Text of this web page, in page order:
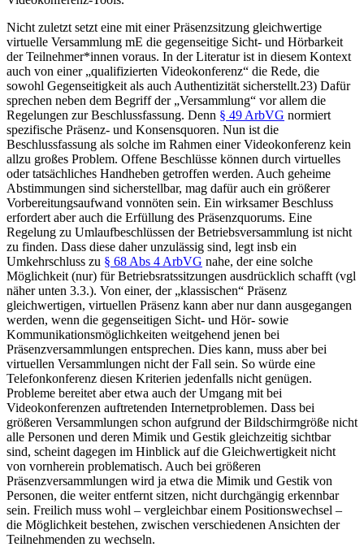
Nicht zuletzt setzt eine mit einer Präsenzsitzung gleichwertige
virtuelle Versammlung mE die gegenseitige Sicht- und Hörbarkeit
der Teilnehmer*innen voraus. In der Literatur ist in diesem Kontext
auch von einer „qualifizierten Videokonferenz“ die Rede, die
sowohl Gegenseitigkeit als auch Authentizität sicherstellt.23) Dafür
sprechen neben dem Begriff der „Versammlung“ vor allem die
Regelungen zur Beschlussfassung. Denn § 49 ArbVG normiert
spezifische Präsenz- und Konsensquoren. Nun ist die
Beschlussfassung als solche im Rahmen einer Videokonferenz kein
allzu großes Problem. Offene Beschlüsse können durch virtuelles
oder tatsächliches Handheben getroffen werden. Auch geheime
Abstimmungen sind sicherstellbar, mag dafür auch ein größerer
Vorbereitungsaufwand vonnöten sein. Ein wirksamer Beschluss
erfordert aber auch die Erfüllung des Präsenzquorums. Eine
Regelung zu Umlaufbeschlüssen der Betriebsversammlung ist nicht
zu finden. Dass diese daher unzulässig sind, legt insb ein
Umkehrschluss zu § 68 Abs 4 ArbVG nahe, der eine solche
Möglichkeit (nur) für Betriebsratssitzungen ausdrücklich schafft (vgl
näher unten 3.3.). Von einer, der „klassischen“ Präsenz
gleichwertigen, virtuellen Präsenz kann aber nur dann ausgegangen
werden, wenn die gegenseitigen Sicht- und Hör- sowie
Kommunikationsmöglichkeiten weitgehend jenen bei
Präsenzversammlungen entsprechen. Dies kann, muss aber bei
virtuellen Versammlungen nicht der Fall sein. So würde eine
Telefonkonferenz diesen Kriterien jedenfalls nicht genügen.
Probleme bereitet aber etwa auch der Umgang mit bei
Videokonferenzen auftretenden Internetproblemen. Dass bei
größeren Versammlungen schon aufgrund der Bildschirmgröße nicht
alle Personen und deren Mimik und Gestik gleichzeitig sichtbar
sind, scheint dagegen im Hinblick auf die Gleichwertigkeit nicht
von vornherein problematisch. Auch bei größeren
Präsenzversammlungen wird ja etwa die Mimik und Gestik von
Personen, die weiter entfernt sitzen, nicht durchgängig erkennbar
sein. Freilich muss wohl – vergleichbar einem Positionswechsel –
die Möglichkeit bestehen, zwischen verschiedenen Ansichten der
Teilnehmenden zu wechseln.